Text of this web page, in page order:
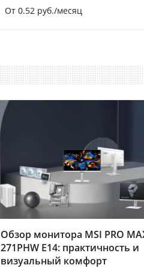
От 0.52 руб./месяц
Обзор монитора MSI PRO
271PHW E14: практичность и
визуальный комфорт